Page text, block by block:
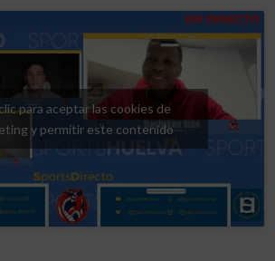
para aceptar las cookies de
y permitir este contenido